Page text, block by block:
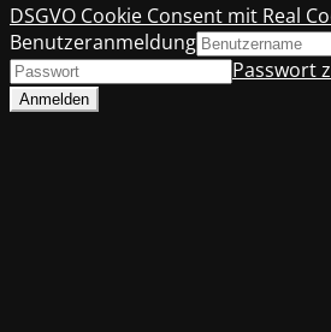
DSGVO Cookie Consent mit Real
Benutzeranmeldung
Passwort